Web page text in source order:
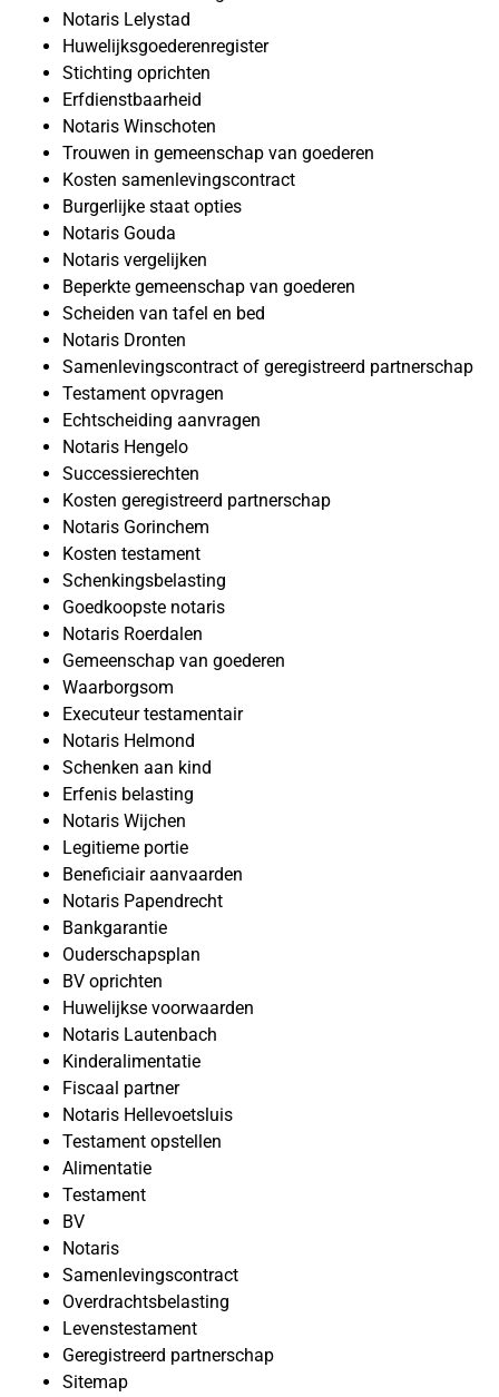
Notaris Lelystad
Huwelijksgoederenregister
Stichting oprichten
Erfdienstbaarheid
Notaris Winschoten
Trouwen in gemeenschap van goederen
Kosten samenlevingscontract
Burgerlijke staat opties
Notaris Gouda
Notaris vergelijken
Beperkte gemeenschap van goederen
Scheiden van tafel en bed
Notaris Dronten
Samenlevingscontract of geregistreerd partnerschap
Testament opvragen
Echtscheiding aanvragen
Notaris Hengelo
Successierechten
Kosten geregistreerd partnerschap
Notaris Gorinchem
Kosten testament
Schenkingsbelasting
Goedkoopste notaris
Notaris Roerdalen
Gemeenschap van goederen
Waarborgsom
Executeur testamentair
Notaris Helmond
Schenken aan kind
Erfenis belasting
Notaris Wijchen
Legitieme portie
Beneficiair aanvaarden
Notaris Papendrecht
Bankgarantie
Ouderschapsplan
BV oprichten
Huwelijkse voorwaarden
Notaris Lautenbach
Kinderalimentatie
Fiscaal partner
Notaris Hellevoetsluis
Testament opstellen
Alimentatie
Testament
BV
Notaris
Samenlevingscontract
Overdrachtsbelasting
Levenstestament
Geregistreerd partnerschap
Sitemap